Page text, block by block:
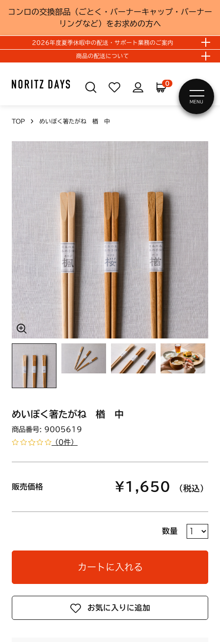
コンロの交換部品（ごとく・バーナーキャップ・バーナー
リングなど）をお求めの方へ
2026年度夏季休暇中の配送・サポート業務のご案内
商品の配送について
0
MENU
TOP めいぼく箸たがね 楢 中
めいぼく箸たがね 楢 中
商品番号: 9005619
（0件）
販売価格 ¥1,650 （税込）
数量
カートに入れる
お気に入りに追加